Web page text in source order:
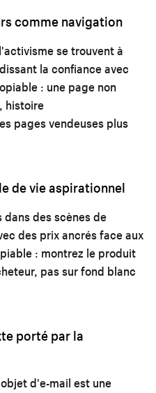
comme navigation
se trouvent à
la confiance avec
: une page non
histoire
pages vendeuses plus
de vie aspirationnel
des scènes de
des prix ancrés face aux
: montrez le produit
pas sur fond blanc
porté par la
d'e-mail est une